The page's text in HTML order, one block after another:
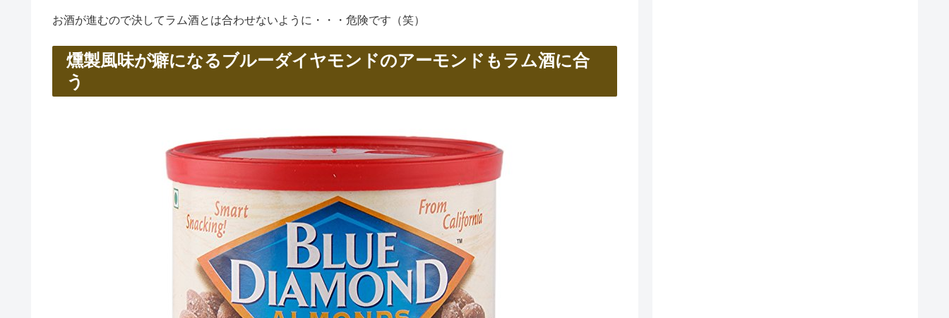
お酒が進むので決してラム酒とは合わせないように・・・危険です（笑）
燻製風味が癖になるブルーダイヤモンドのアーモンドもラム酒に合
う